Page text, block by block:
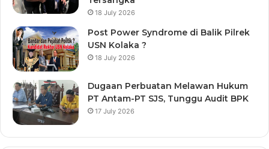
18 July 2026
Post Power Syndrome di Balik Pilrek
USN Kolaka ?
18 July 2026
Dugaan Perbuatan Melawan Hukum
PT Antam-PT SJS, Tunggu Audit BPK
17 July 2026